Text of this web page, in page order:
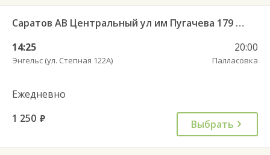
Саратов АВ Центральный ул им Пугачева 179 А — Палласовка
14:25
Энгельс (ул. Степная 122А)
20:00
Палласовка
Ежедневно
1 250 руб. Выбрать